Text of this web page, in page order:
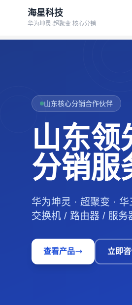
海星科技
华为坤灵·超聚变 核心分销
山东核心分销合作伙伴
山东领
分销服
华为坤灵 · 超聚变 ·
交换机 / 路由器 / 服务
查看产品 立即